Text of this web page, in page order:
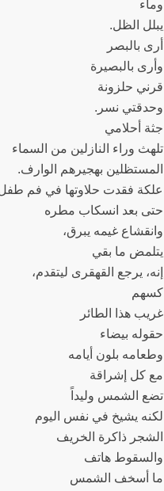
وماء
يبلل الظل.
أرى بالبصر
وأرى بالبصيرة
قرني حلزونة
وحدقتي نسر.
جثة أحلامي
تلهث وراء النازلين من السماء
المستظلين بهجيرهم الوارف.
علكة فقدت حلاوتها في فم
حتى بعد انسكاب مطره
وانقشاع غيمه يبرق،
يتلمض ما بقي
إنه، يرجع القهقرى ليتقدم،
كسهم
غريب هذا الطائر
حقوله بيضاء
وطعامه بلون أيامه
مع كل إشراقة
تضع الشمس وليداً
لكنه يشيخ في نفس اليوم
الشجر ذاكرة الخريف
والسقوط هاتف
ما أسخف الشمس